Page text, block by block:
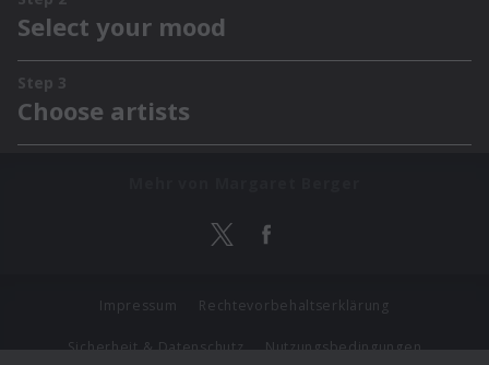
Impressum Rechtevorbehaltserklärung
Sicherheit & Datenschutz Nutzungsbedingungen